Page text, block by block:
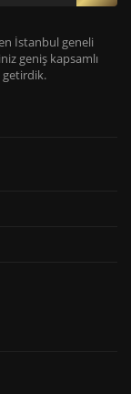
İstanbul geneli
geniş kapsamlı
getirdik.